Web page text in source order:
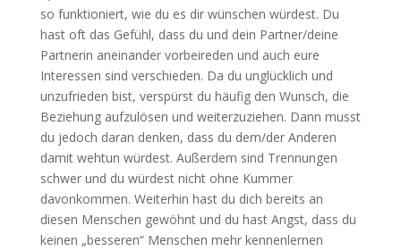
so funktioniert, wie du es dir wünschen würdest. Du
hast oft das Gefühl, dass du und dein Partner/deine
Partnerin aneinander vorbeireden und auch eure
Interessen sind verschieden. Da du unglücklich und
unzufrieden bist, verspürst du häufig den Wunsch, die
Beziehung aufzulösen und weiterzuziehen. Dann musst
du jedoch daran denken, dass du dem/der Anderen
damit wehtun würdest. Außerdem sind Trennungen
schwer und du würdest nicht ohne Kummer
davonkommen. Weiterhin hast du dich bereits an
diesen Menschen gewöhnt und du hast Angst, dass du
keinen „besseren“ Menschen mehr kennenlernen